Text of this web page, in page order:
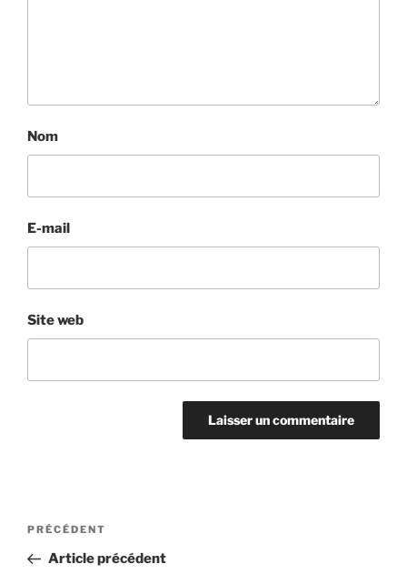
Nom
E-mail
Site web
PRÉCÉDENT
Article précédent